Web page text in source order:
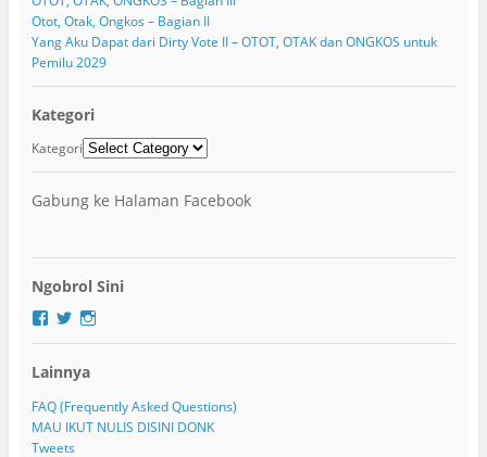
Otot, Otak, Ongkos – Bagian II
Yang Aku Dapat dari Dirty Vote II – OTOT, OTAK dan ONGKOS untuk
Pemilu 2029
Kategori
Kategori
Gabung ke Halaman Facebook
Ngobrol Sini
F
e
o
o
T
t
e
r
g
r
Lainnya
FAQ (Frequently Asked Questions)
MAU IKUT NULIS DISINI DONK
Tweets